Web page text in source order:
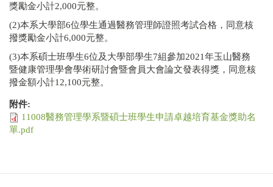
獎勵金小計2,000元整。
(2)本系大學部6位學生通過醫務管理師證照考試合格，同意核
撥獎勵金小計6,000元整。
(3)本系碩士班學生6位及大學部學生7組參加2021年玉山醫務
暨健康管理學會學術研討會暨會員大會論文發表得獎，同意核
撥金額小計12,100元整。
附件:
11008醫務管理學系暨碩士班學生申請卓越培育基金獎助名
單.pdf